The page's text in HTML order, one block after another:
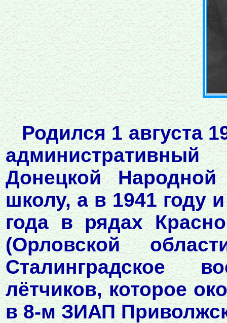
Родился 1 августа
Донецкой
школу, а в 1941 году
года в рядах
(Орловской
Сталинградское
лётчиков, которое
в 8-м ЗИАП